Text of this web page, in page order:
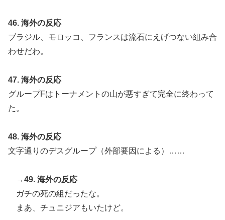
46. 海外の反応
ブラジル、モロッコ、フランスは流石にえげつない組み合
わせだわ。
47. 海外の反応
グループFはトーナメントの山が悪すぎて完全に終わって
た。
48. 海外の反応
文字通りのデスグループ（外部要因による）……
→49. 海外の反応
ガチの死の組だったな。
まあ、チュニジアもいたけど。